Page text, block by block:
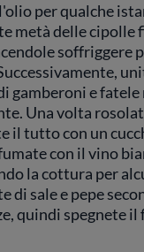
per qualche
metà delle cipolle
soffriggere
gamberoni e
Una volta
il tutto con un
con il vino
la cottura per
di sale e pepe
quindi spegnete il